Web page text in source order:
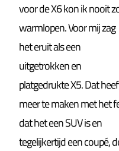
voor de X6 kon ik nooit
warmlopen. Voor mij zag
het eruit als een
uitgetrokken en
platgedrukte X5. Dat
meer te maken met het
dat het een SUV is en
tegelijkertijd een coupé,